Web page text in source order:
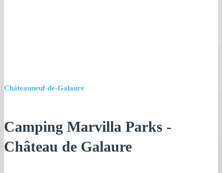
Châteauneuf-de-Galaure
Camping Marvilla Parks -
Château de Galaure